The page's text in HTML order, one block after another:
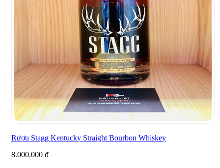
Rượu Stagg Kentucky Straight Bourbon Whiskey
8.000.000 ₫